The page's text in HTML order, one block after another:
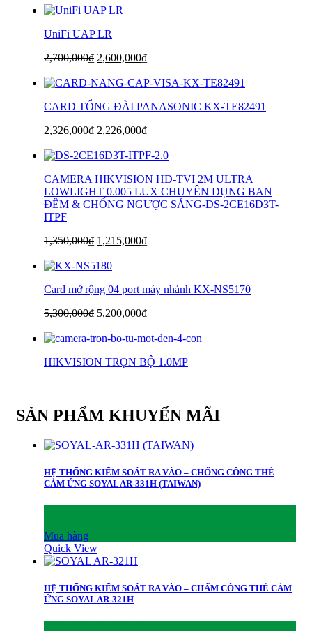
UniFi UAP LR
2,700,000₫ 2,600,000₫
CARD TỔNG ĐÀI PANASONIC KX-TE82491
2,326,000₫ 2,226,000₫
CAMERA HIKVISION HD-TVI 2M ULTRA
LOWLIGHT 0.005 LUX CHUYÊN DỤNG BAN
ĐÊM & CHỐNG NGƯỢC SÁNG-DS-2CE16D3T-
ITPF
1,350,000₫ 1,215,000₫
Card mở rộng 04 port máy nhánh KX-NS5170
5,300,000₫ 5,200,000₫
HIKVISION TRỌN BỘ 1.0MP
SẢN PHẨM KHUYẾN MÃI
HỆ THỐNG KIỂM SOÁT RA VÀO – CHỐNG CÔNG THẺ
CẢM ỨNG SOYAL AR-331H (TAIWAN)
Mua hàng
Quick View
HỆ THỐNG KIỂM SOÁT RA VÀO – CHẤM CÔNG THẺ CẢM
ỨNG SOYAL AR-321H